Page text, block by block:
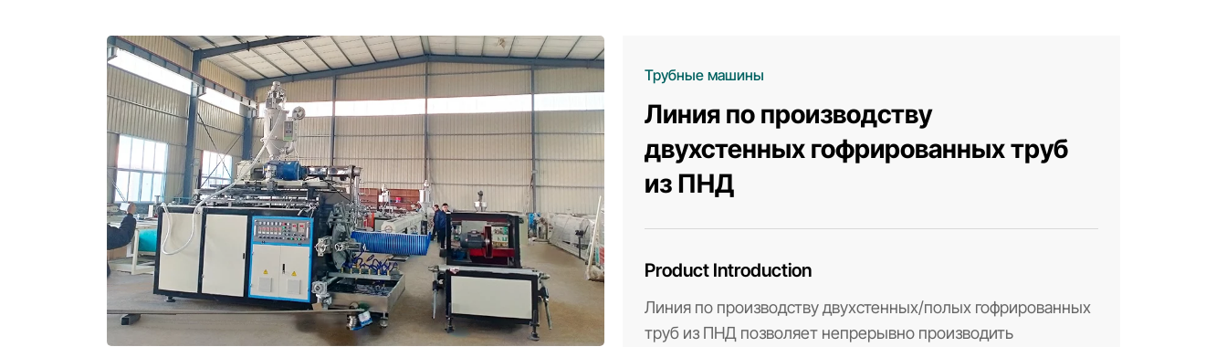
Трубные машины
Линия по производству
двухстенных гофрированных труб
из ПНД
Product Introduction
Линия по производству двухстенных/полых гофрированных
труб из ПНД позволяет непрерывно производить